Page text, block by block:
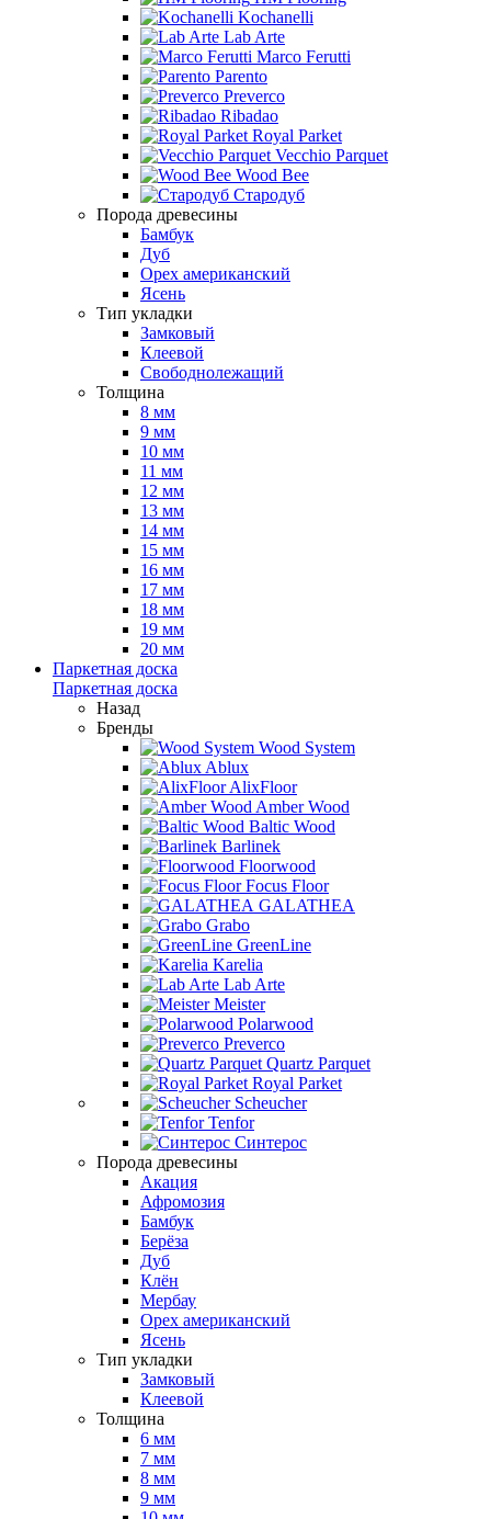
Kochanelli
Lab Arte
Marco Ferutti
Parento
Preverco
Ribadao
Royal Parket
Vecchio Parquet
Wood Bee
Стародуб
Порода древесины
Бамбук
Дуб
Орех американский
Ясень
Тип укладки
Замковый
Клеевой
Свободнолежащий
Толщина
8 мм
9 мм
10 мм
11 мм
12 мм
13 мм
14 мм
15 мм
16 мм
17 мм
18 мм
19 мм
20 мм
Паркетная доска
Паркетная доска
Назад
Бренды
Wood System
Ablux
AlixFloor
Amber Wood
Baltic Wood
Barlinek
Floorwood
Focus Floor
GALATHEA
Grabo
GreenLine
Karelia
Lab Arte
Meister
Polarwood
Preverco
Quartz Parquet
Royal Parket
Scheucher
Tenfor
Синтерос
Порода древесины
Акация
Афромозия
Бамбук
Берёза
Дуб
Клён
Мербау
Орех американский
Ясень
Тип укладки
Замковый
Клеевой
Толщина
6 мм
7 мм
8 мм
9 мм